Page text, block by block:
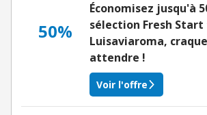
50%
Économisez jusqu'à
sélection Fresh
Luisaviaroma,
attendre !
Voir l'offre